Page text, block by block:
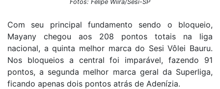
Fotos: Felipe Wiira/Sesi-SP
Com seu principal fundamento sendo o bloqueio,
Mayany chegou aos 208 pontos totais na liga
nacional, a quinta melhor marca do Sesi Vôlei Bauru.
Nos bloqueios a central foi imparável, fazendo 91
pontos, a segunda melhor marca geral da Superliga,
ficando apenas dois pontos atrás de Adenízia.